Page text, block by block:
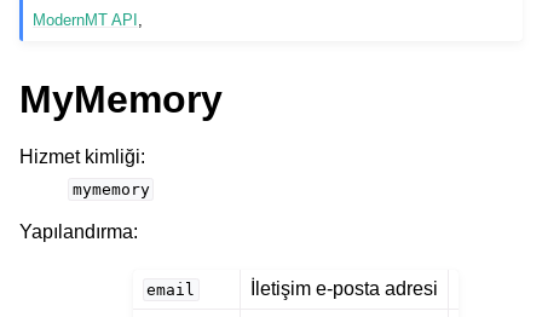
ModernMT API
MyMemory
Hizmet kimliği:
mymemory
Yapılandırma:
email İletişim e-posta adresi